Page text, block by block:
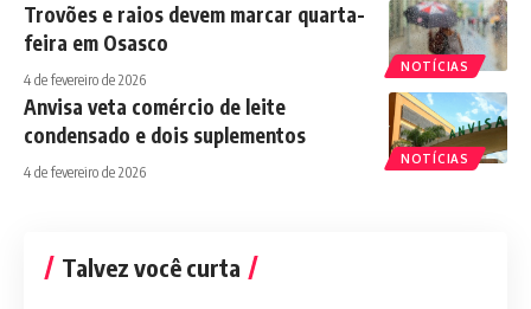
NOTÍCIAS
Trovões e raios devem marcar quarta-
feira em Osasco
4 de fevereiro de 2026
NOTÍCIAS
Anvisa veta comércio de leite
condensado e dois suplementos
4 de fevereiro de 2026
Talvez você curta